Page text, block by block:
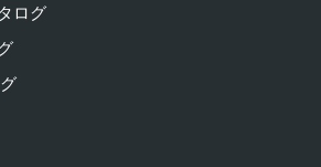
ログ